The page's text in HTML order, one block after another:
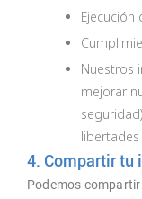
Ejecución
Nuestros
mejorar
4. Compartir tu
Podemos